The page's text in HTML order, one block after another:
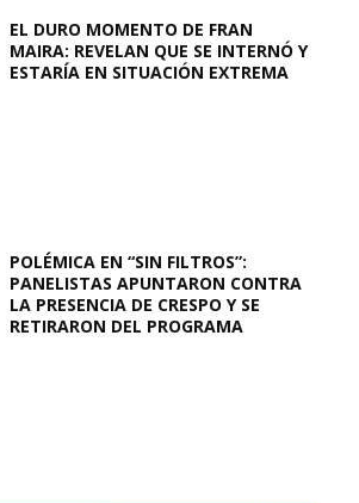
EL DURO MOMENTO DE FRAN
MAIRA: REVELAN QUE SE INTERNÓ Y
ESTARÍA EN SITUACIÓN EXTREMA
POLÉMICA EN “SIN FILTROS”:
PANELISTAS APUNTARON CONTRA
LA PRESENCIA DE CRESPO Y SE
RETIRARON DEL PROGRAMA